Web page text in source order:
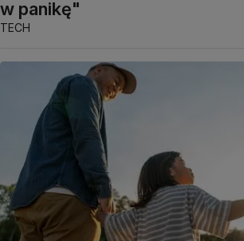
w panikę"
TECH